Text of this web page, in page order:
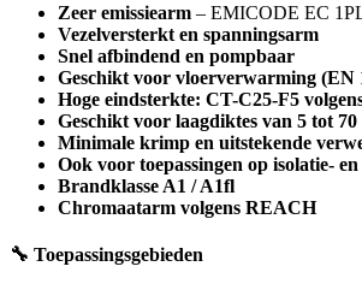
Zeer emissiearm – EMICODE EC
Vezelversterkt en spanningsarm
Snel afbindend en pompbaar
Geschikt voor vloerverwarming (EN
Hoge eindsterkte: CT-C25-F5
Geschikt voor laagdiktes van 5 tot 70
Minimale krimp en uitstekende
Ook voor toepassingen op isolatie-
Brandklasse A1 / A1fl
Chromaatarm volgens REACH
🔧 Toepassingsgebieden